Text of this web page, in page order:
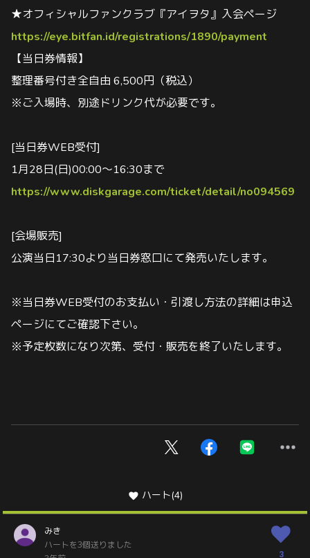
★オフィシャルファンクラブ『アイヲタ』入会ページ
https://eye.bitfan.id/registrations/1890/payment
【当日券情報】
整理番号付き全自由 6,500円（税込）
※ご入場時、別途ドリンク代が必要です。
[当日券WEB受付]
1月28日(日)00:00～16:30まで
https://www.diskgarage.com/ticket/detail/no094569
[会場販売]
公演当日17:30より当日券窓口にて発売いたします。
※当日券WEB受付のお支払い・引渡し方法の詳細は申込
ページにてご確認下さい。
※予定枚数になり次第、受付・販売を終了いたします。
ハート(4)
みき
ハートを3個送りました
3